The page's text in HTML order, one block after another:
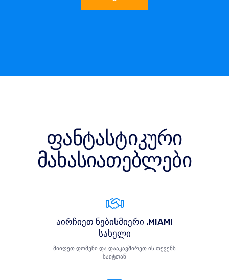
ფანტასტიკური
მახასიათებლები
აირჩიეთ ნებისმიერი .MIAMI
სახელი
მიიღეთ დომენი და დააკავშირეთ ის თქვენს
საიტთან